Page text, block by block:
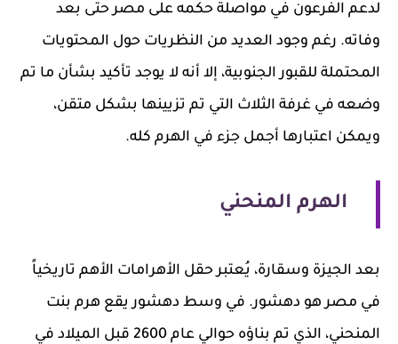
لدعم الفرعون في مواصلة حكمه على مصر حتى بعد
وفاته. رغم وجود العديد من النظريات حول المحتويات
المحتملة للقبور الجنوبية، إلا أنه لا يوجد تأكيد بشأن ما تم
وضعه في غرفة الثلاث التي تم تزيينها بشكل متقن،
ويمكن اعتبارها أجمل جزء في الهرم كله.
الهرم المنحني
بعد الجيزة وسقارة، يُعتبر حقل الأهرامات الأهم تاريخياً
في مصر هو دهشور. في وسط دهشور يقع هرم بنت
المنحني، الذي تم بناؤه حوالي عام 2600 قبل الميلاد في